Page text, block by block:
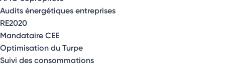
Audits énergétiques entreprises
RE2020
Mandataire CEE
Optimisation du Turpe
Suivi des consommations